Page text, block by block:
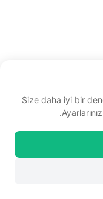
Size daha iyi bir